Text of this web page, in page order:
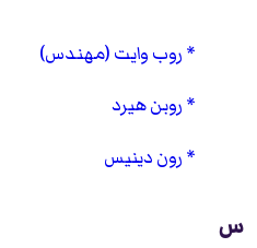
روب وايت (مهندس)
روبن هيرد
رون دينيس
س